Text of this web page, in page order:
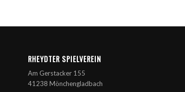
RHEYDTER SPIELVEREIN
Am Gerstacker 155
41238 Mönchengladbach